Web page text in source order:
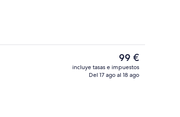
Habitación Premium, 1 cama de
El
precio
actual
99 €
incluye tasas e impuestos
Del 17 ago al 18 ago